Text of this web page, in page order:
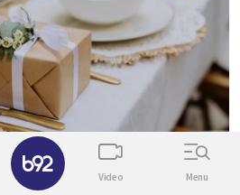
posle 10 godina: Oni što su
Video Menu
✕